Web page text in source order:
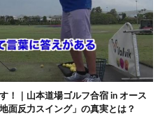
！｜山本道場ゴルフ合宿 in オース
面反力スイング」の真実とは？